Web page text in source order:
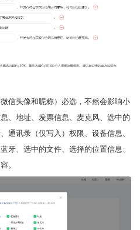
信头像和昵称）必选，不然会影响小
、地址、发票信息、麦克风、选中的
通讯录（仅写入）权限、设备信息、
牙、选中的文件、选择的位置信息、
。